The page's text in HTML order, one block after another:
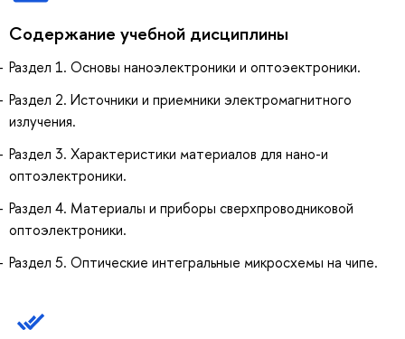
Содержание учебной дисциплины
Раздел 1. Основы наноэлектроники и оптоэектроники.
Раздел 2. Источники и приемники электромагнитного
излучения.
Раздел 3. Характеристики материалов для нано-и
оптоэлектроники.
Раздел 4. Материалы и приборы сверхпроводниковой
оптоэлектроники.
Раздел 5. Оптические интегральные микросхемы на чипе.